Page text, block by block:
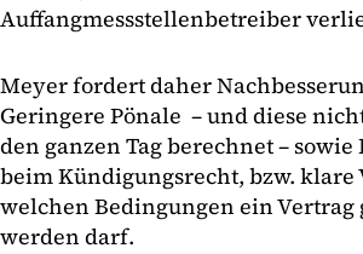
Auffangmessstellenbetreiber
Meyer fordert daher
Geringere Pönale – und diese
den ganzen Tag berechnet –
beim Kündigungsrecht, bzw. klare
welchen Bedingungen ein Vertrag
werden darf.